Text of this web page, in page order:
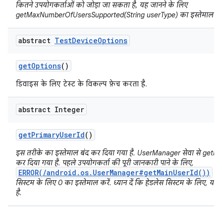
कितने उपयोगकर्ताओं को जोड़ा जा सकता है, यह जानने के लिए
getMaxNumberOfUsersSupported(String userType) का इस्तेमाल
abstract TestDeviceOptions
getOptions()
डिवाइस के लिए टेस्ट के विकल्प फ़ेच करता है.
abstract Integer
getPrimaryUserId()
इस तरीके का इस्तेमाल बंद कर दिया गया है. UserManager सेवा से
कर दिया गया है. पहले उपयोगकर्ता की पूरी जानकारी पाने के लिए,
ERROR(/android.os.UserManager#getMainUserId())
सिस्टम के लिए 0 का इस्तेमाल करें. ध्यान दें कि हेडलेस सिस्टम के लिए, यह
है.